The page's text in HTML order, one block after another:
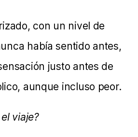
con un nivel de
había sentido antes,
justo antes de
aunque incluso peor.
viaje?